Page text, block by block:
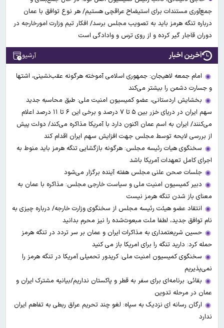
جمع‌آوری مستندات برای استیضاح عراقچی هستیم/ هر نوع توافق با عمان
درباره تنگه هرمز باید به تصویب مجلس برسد/ افکار تیم وزارت امورخارجه در
دوران قاجار گیر کرده و از روی ترس و وادادگی است
آخرین اخبار آرشیو
امام جمعه لاهیجان: جمهوری اسلامی آموخته هرگونه عقب‌نشینی، اشتها
و جسارت دشمن را بیشتر می‌کند
بخشایش اردستانی، عضو کمیسیون امنیت ملی: طبق محاسبه جدید
سهم ایران در دریای خزر بین ۵ تا ۷ درصد و برخی این ۶ تا ۱۱ درصد اعلام
می‌کنند/ ایران به اسم عمان اکنون دارد با آمریکا مذاکره می‌کند/ دولت پیش
از بررسی لایحه توسط مجلس جهت افزایش سهم ایران اقدام کند
سخنگوی هیات رئیسه مجلس: هرگونه بازگشایی تنگه هرمز باید منوط به
اجرای کامل تعهدات آمریکا باشد
جلسات صحن علنی مجلس هفته آینده برگزار می‌شود
دبیر کمیسیون امنیت ملی و سیاست خارجی مجلس: مذاکره با عمان به
معنای باز شدن تنگه هرمز نیست
انتقاد عضو هیئت رئیسه مجلس از سخنگوی وزارت خارجه/ درباره چیزی به
نام توافق جدید، لطفا ملت مبعوث‌شده را نیز محرم بدانید
حسین شریعتمداری به مذاکرات ایران و عمان بر سر تردد در تنگه هرمز
حمله کرد: دارید تنگه را برای امریکا باز می کنید
سخنگوی کمیسیون امنیت ملی: کریدور تحمیلی آمریکا در تنگه هرمز را
نمی‌پذیریم
بقائی: برنامه‌ای برای سفر به قطر و پاکستان نداریم/بیانیه مشترک ایران و
عمان در مرحله تدوین
ارگان رسانه ای نزدیک به سپاه: لغو چند تحریم عراق ربطی به تفاهم ایران
ندارد